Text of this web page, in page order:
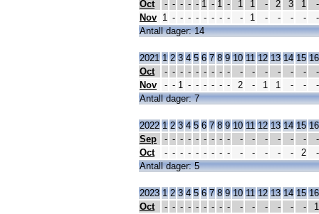
Oct
- - - - - 1 - 1 - 1 1 - 2 3 1
-
Nov 1 - - - - - - - - - 1 - - - -
-
Antall dager: 14
2021 1 2 3 4 5 6 7 8 9 10 11 12 13 14 15 16
Oct
- - - - - - - - - - - - - - -
-
Nov
- - 1 - - - - - - 2 - 1 1 - -
-
Antall dager: 7
2022 1 2 3 4 5 6 7 8 9 10 11 12 13 14 15 16
Sep
- - - - - - - - - - - - - - -
-
Oct
- - - - - - - - - - - - - - 2
-
Antall dager: 5
2023 1 2 3 4 5 6 7 8 9 10 11 12 13 14 15 16
Oct
- - - - - - - - - - - - - - -
1